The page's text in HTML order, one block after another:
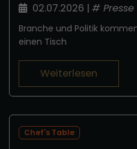
02.07.2026 | # Presse
Branche und Politik
einen Tisch
Weiterlesen
Chef's Table